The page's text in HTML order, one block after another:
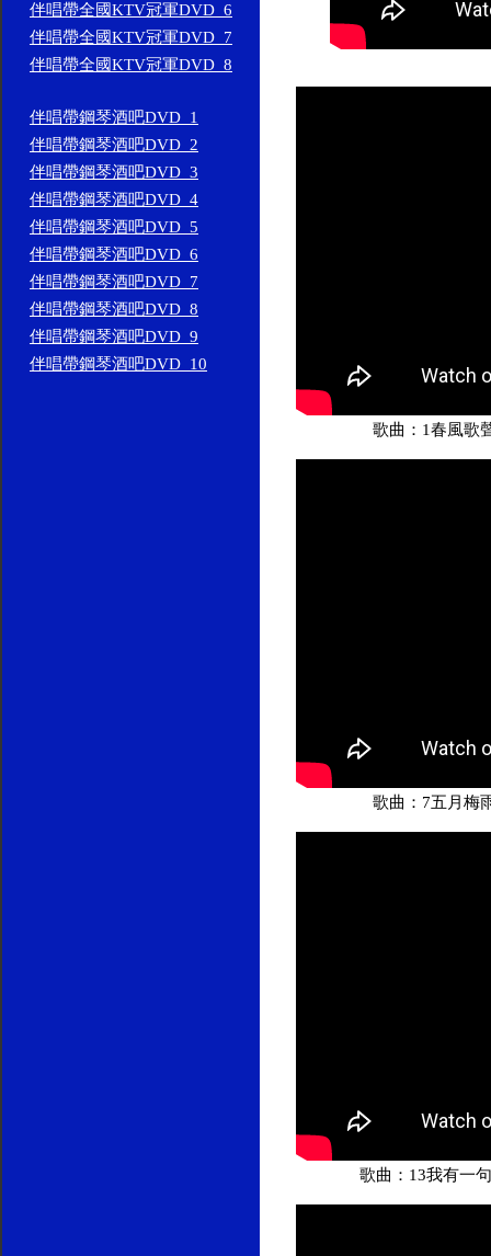
伴唱帶全國KTV冠軍DVD_6
伴唱帶全國KTV冠軍DVD_7
伴唱帶全國KTV冠軍DVD_8
伴唱帶鋼琴酒吧DVD_1
伴唱帶鋼琴酒吧DVD_2
伴唱帶鋼琴酒吧DVD_3
伴唱帶鋼琴酒吧DVD_4
伴唱帶鋼琴酒吧DVD_5
伴唱帶鋼琴酒吧DVD_6
伴唱帶鋼琴酒吧DVD_7
伴唱帶鋼琴酒吧DVD_8
伴唱帶鋼琴酒吧DVD_9
伴唱帶鋼琴酒吧DVD_10
歌曲：1春風歌
歌曲：7五月梅
歌曲：13我有一